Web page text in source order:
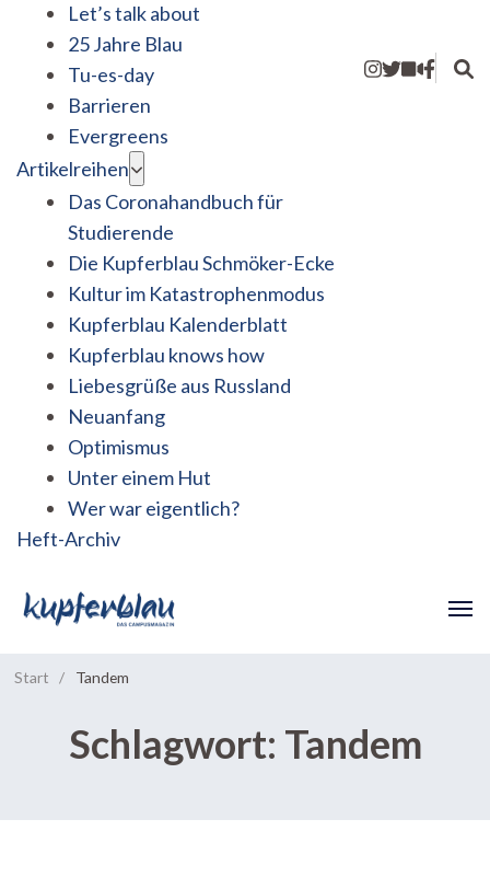
Let’s talk about
25 Jahre Blau
Tu-es-day
Barrieren
Evergreens
Artikelreihen
Das Coronahandbuch für
Studierende
Die Kupferblau Schmöker-Ecke
Kultur im Katastrophenmodus
Kupferblau Kalenderblatt
Kupferblau knows how
Liebesgrüße aus Russland
Neuanfang
Optimismus
Unter einem Hut
Wer war eigentlich?
Heft-Archiv
Start / Tandem
Schlagwort: Tandem